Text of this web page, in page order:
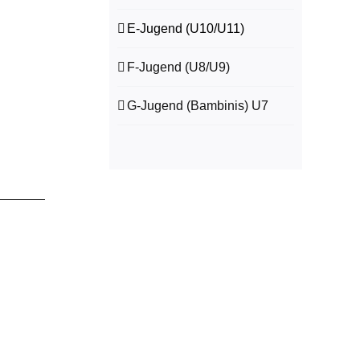
E-Jugend (U10/U11)
F-Jugend (U8/U9)
G-Jugend (Bambinis) U7